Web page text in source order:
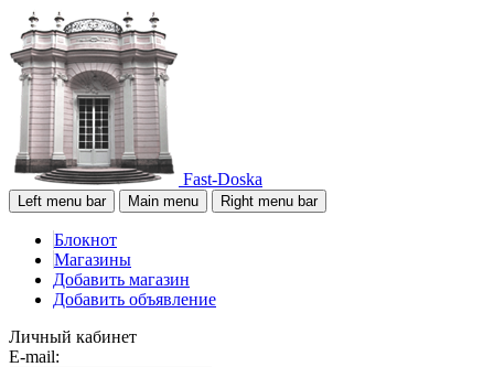
Fast-Doska
Left menu bar Main menu Right menu bar
Блокнот
Магазины
Добавить магазин
Добавить объявление
Личный кабинет
E-mail: